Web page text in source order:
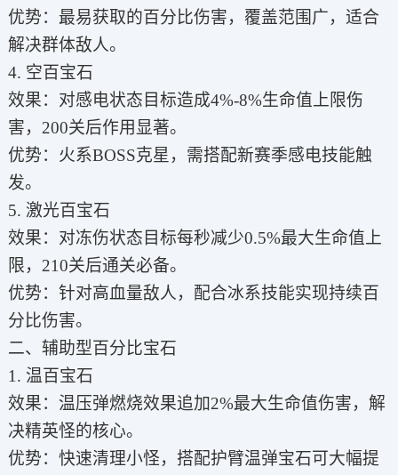
优势：最易获取的百分比伤害，覆盖范围广，适合
解决群体敌人。
4. 空百宝石
效果：对感电状态目标造成4%-8%生命值上限伤
害，200关后作用显著。
优势：火系BOSS克星，需搭配新赛季感电技能触
发。
5. 激光百宝石
效果：对冻伤状态目标每秒减少0.5%最大生命值上
限，210关后通关必备。
优势：针对高血量敌人，配合冰系技能实现持续百
分比伤害。
二、辅助型百分比宝石
1. 温百宝石
效果：温压弹燃烧效果追加2%最大生命值伤害，解
决精英怪的核心。
优势：快速清理小怪，搭配护臂温弹宝石可大幅提